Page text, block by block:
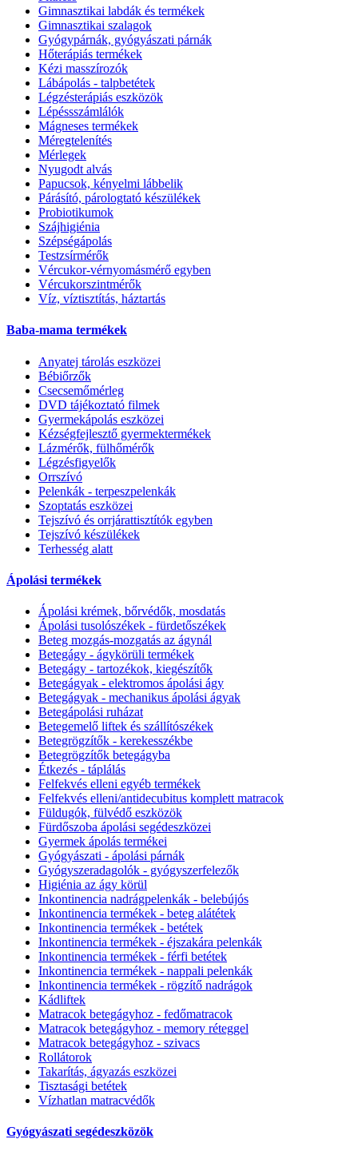
Gimnasztikai labdák és termékek
Gimnasztikai szalagok
Gyógypárnák, gyógyászati párnák
Hőterápiás termékek
Kézi masszírozók
Lábápolás - talpbetétek
Légzésterápiás eszközök
Lépéssszámlálók
Mágneses termékek
Méregtelenítés
Mérlegek
Nyugodt alvás
Papucsok, kényelmi lábbelik
Párásító, párologtató készülékek
Probiotikumok
Szájhigiénia
Szépségápolás
Testzsírmérők
Vércukor-vérnyomásmérő egyben
Vércukorszintmérők
Víz, víztisztítás, háztartás
Baba-mama termékek
Anyatej tárolás eszközei
Bébiőrzők
Csecsemőmérleg
DVD tájékoztató filmek
Gyermekápolás eszközei
Kézségfejlesztő gyermektermékek
Lázmérők, fülhőmérők
Légzésfigyelők
Orrszívó
Pelenkák - terpeszpelenkák
Szoptatás eszközei
Tejszívó és orrjárattisztítók egyben
Tejszívó készülékek
Terhesség alatt
Ápolási termékek
Ápolási krémek, bőrvédők, mosdatás
Ápolási tusolószékek - fürdetőszékek
Beteg mozgás-mozgatás az ágynál
Betegágy - ágykörüli termékek
Betegágy - tartozékok, kiegészítők
Betegágyak - elektromos ápolási ágy
Betegágyak - mechanikus ápolási ágyak
Betegápolási ruházat
Betegemelő liftek és szállítószékek
Betegrögzítők - kerekesszékbe
Betegrögzítők betegágyba
Étkezés - táplálás
Felfekvés elleni egyéb termékek
Felfekvés elleni/antidecubitus komplett matracok
Füldugók, fülvédő eszközök
Fürdőszoba ápolási segédeszközei
Gyermek ápolás termékei
Gyógyászati - ápolási párnák
Gyógyszeradagolók - gyógyszerfelezők
Higiénia az ágy körül
Inkontinencia nadrágpelenkák - belebújós
Inkontinencia termékek - beteg alátétek
Inkontinencia termékek - betétek
Inkontinencia termékek - éjszakára pelenkák
Inkontinencia termékek - férfi betétek
Inkontinencia termékek - nappali pelenkák
Inkontinencia termékek - rögzítő nadrágok
Kádliftek
Matracok betegágyhoz - fedőmatracok
Matracok betegágyhoz - memory réteggel
Matracok betegágyhoz - szivacs
Rollátorok
Takarítás, ágyazás eszközei
Tisztasági betétek
Vízhatlan matracvédők
Gyógyászati segédeszközök